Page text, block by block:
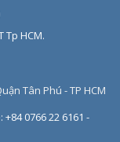
Tp HCM.
Tân Phú - TP HCM
0766 22 6161 -